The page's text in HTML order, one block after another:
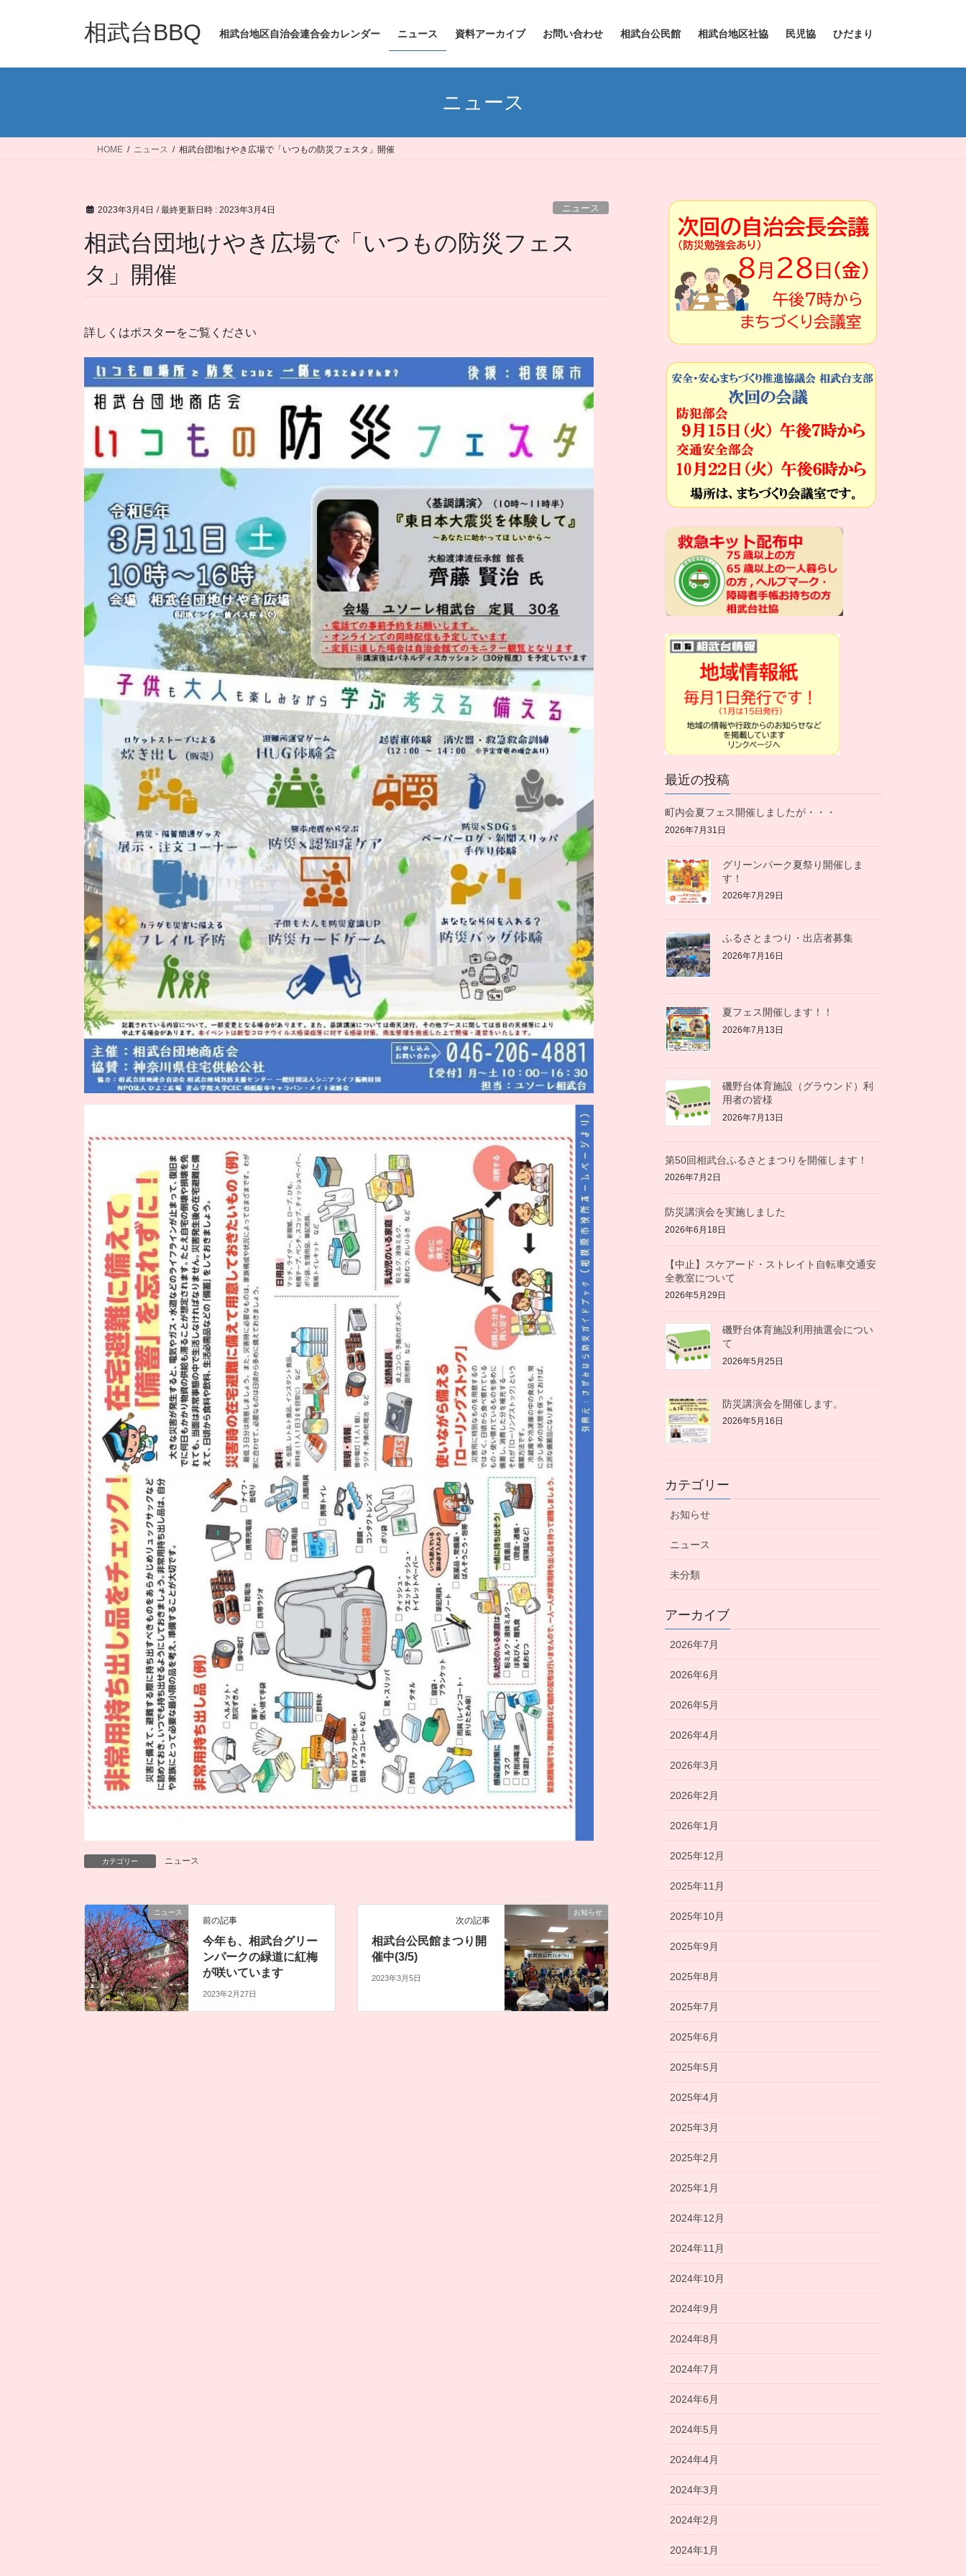
相武台BBQ 相武台地区自治会連合会カレンダー ニュース 資料アーカイブ お問い合わせ 相武台公民館 相武台地区社協 民児協 ひだまり
ニュース
HOME ニュース 相武台団地けやき広場で「いつもの防災フェスタ」開催
2023年3月4日 / 最終更新日時 : 2023年3月4日 ニュース
相武台団地けやき広場で「いつもの防災フェス
タ」開催
詳しくはポスターをご覧ください
カテゴリー ニュース
ニュース
前の記事
今年も、相武台グリー
ンパークの緑道に紅梅
が咲いています
2023年2月27日
お知らせ
次の記事
相武台公民館まつり開
催中(3/5)
2023年3月5日
最近の投稿
町内会夏フェス開催しましたが・・・
2026年7月31日
グリーンパーク夏祭り開催しま
す！
2026年7月29日
ふるさとまつり・出店者募集
2026年7月16日
夏フェス開催します！！
2026年7月13日
磯野台体育施設（グラウンド）利
用者の皆様
2026年7月13日
第50回相武台ふるさとまつりを開催します！
2026年7月2日
防災講演会を実施しました
2026年6月18日
【中止】スケアード・ストレイト自転車交通安
全教室について
2026年5月29日
磯野台体育施設利用抽選会につい
て
2026年5月25日
防災講演会を開催します。
2026年5月16日
カテゴリー
お知らせ
ニュース
未分類
アーカイブ
2026年7月
2026年6月
2026年5月
2026年4月
2026年3月
2026年2月
2026年1月
2025年12月
2025年11月
2025年10月
2025年9月
2025年8月
2025年7月
2025年6月
2025年5月
2025年4月
2025年3月
2025年2月
2025年1月
2024年12月
2024年11月
2024年10月
2024年9月
2024年8月
2024年7月
2024年6月
2024年5月
2024年4月
2024年3月
2024年2月
2024年1月